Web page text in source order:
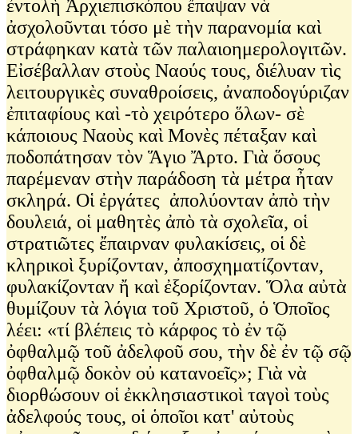
ἐντολὴ Ἀρχιεπισκόπου ἔπαψαν νὰ
ἀσχολοῦνται τόσο μὲ τὴν παρανομία καὶ
στράφηκαν κατὰ τῶν παλαιοημερολογιτῶν.
Εἰσέβαλλαν στοὺς Ναούς τους, διέλυαν τὶς
λειτουργικὲς συναθροίσεις, ἀναποδογύριζαν
ἐπιταφίους καὶ -τὸ χειρότερο ὅλων- σὲ
κάποιους Ναοὺς καὶ Μονὲς πέταξαν καὶ
ποδοπάτησαν τὸν Ἅγιο Ἄρτο. Γιὰ ὅσους
παρέμεναν στὴν παράδοση τὰ μέτρα ἦταν
σκληρά. Οἱ ἐργάτες ἀπολύονταν ἀπὸ τὴν
δουλειά, οἱ μαθητὲς ἀπὸ τὰ σχολεῖα, οἱ
στρατιῶτες ἔπαιρναν φυλακίσεις, οἱ δὲ
κληρικοὶ ξυρίζονταν, ἀποσχηματίζονταν,
φυλακίζονταν ἤ καὶ ἐξορίζονταν. Ὅλα αὐτὰ
θυμίζουν τὰ λόγια τοῦ Χριστοῦ, ὁ Ὁποῖος
λέει: «τί βλέπεις τὸ κάρφος τὸ ἐν τῷ
ὀφθαλμῷ τοῦ ἀδελφοῦ σου, τὴν δὲ ἐν τῷ σῷ
ὀφθαλμῷ δοκὸν οὐ κατανοεῖς»; Γιὰ νὰ
διορθώσουν οἱ ἐκκλησιαστικοὶ ταγοὶ τοὺς
ἀδελφούς τους, οἱ ὁποῖοι κατ' αὐτοὺς